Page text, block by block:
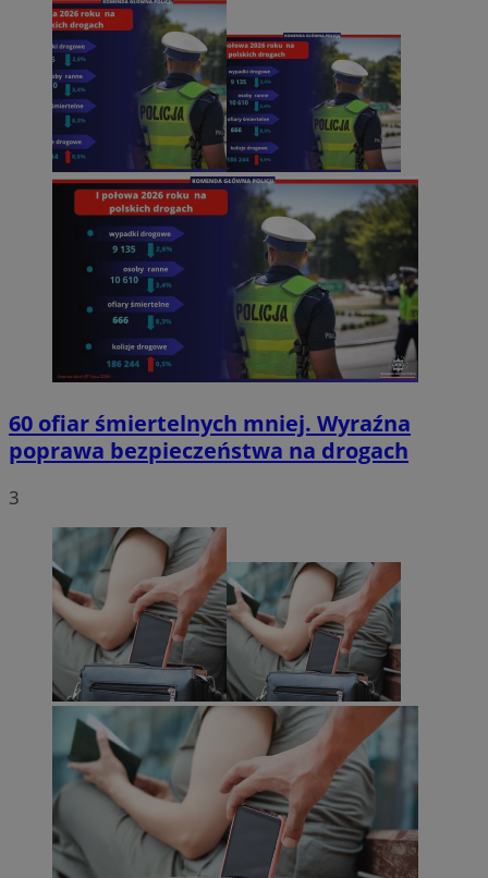
60 ofiar śmiertelnych mniej. Wyraźna
poprawa bezpieczeństwa na drogach
3